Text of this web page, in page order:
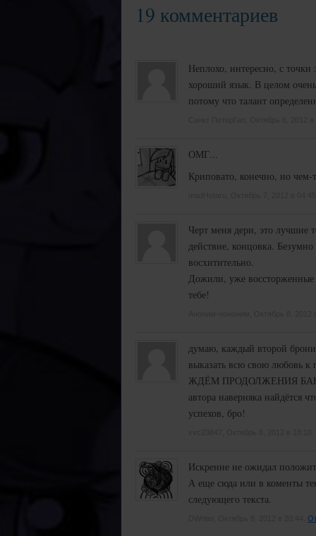
19 комментариев
Неплохо, интересно, с
хороший язык. В целом
потому что талант
ОМГ...
Криповато, конечно, но чем-
Черт меня дери, это лучшие
действие, концовка.
восхитительно.
Дожили, уже воссторженные
тебе!
думаю, каждый второй брони
выказать всю свою любовь
ЖДЁМ ПРОДОЛЖЕНИЯ
автора наверняка найдётся
успехов, бро!
Искренне не ожидал
А еще сюда или в коменты
следующего текста.